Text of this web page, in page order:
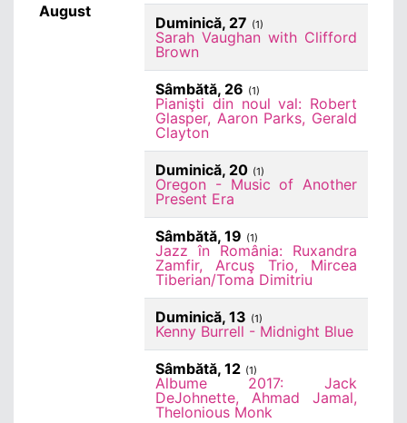
August
Duminică, 27 (1)
Sarah Vaughan with Clifford
Brown
Sâmbătă, 26 (1)
Pianişti din noul val: Robert
Glasper, Aaron Parks, Gerald
Clayton
Duminică, 20 (1)
Oregon - Music of Another
Present Era
Sâmbătă, 19 (1)
Jazz în România: Ruxandra
Zamfir, Arcuş Trio, Mircea
Tiberian/Toma Dimitriu
Duminică, 13 (1)
Kenny Burrell - Midnight Blue
Sâmbătă, 12 (1)
Albume 2017: Jack
DeJohnette, Ahmad Jamal,
Thelonious Monk